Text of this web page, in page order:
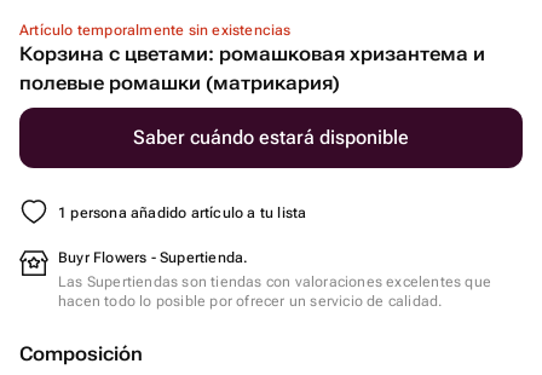
Artículo temporalmente sin existencias
Корзина с цветами: ромашковая хризантема и
полевые ромашки (матрикария)
Saber cuándo estará disponible
1 persona añadido artículo a tu lista
Buyr Flowers - Supertienda.
Las Supertiendas son tiendas con valoraciones excelentes que
hacen todo lo posible por ofrecer un servicio de calidad.
Composición